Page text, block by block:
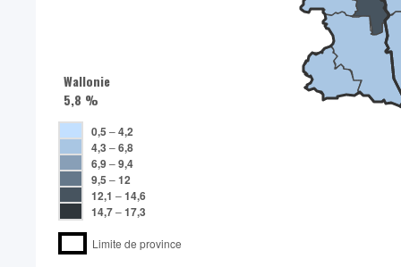
Wallonie
5,8 %
0,5 –4,2
4,3 –6,8
6,9–9,4
9,5 –12
12,1 –14,6
14,7–17,3
Limite de province